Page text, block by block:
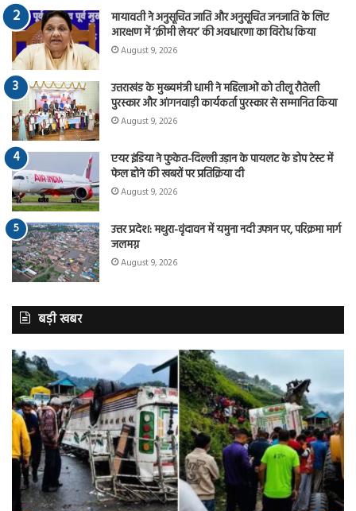
मायावती ने अनुसूचित जाति और अनुसूचित जनजाति के लिए
आरक्षण में ‘क्रीमी लेयर’ की अवधारणा का विरोध किया
August 9, 2026
उत्तराखंड के मुख्यमंत्री धामी ने महिलाओं को तीलू रौतेली
पुरस्कार और आंगनवाड़ी कार्यकर्ता पुरस्कार से सम्मानित किया
August 9, 2026
एयर इंडिया ने फुकेत-दिल्ली उड़ान के पायलट के डोप टेस्ट में
फेल होने की खबरों पर प्रतिक्रिया दी
August 9, 2026
उत्तर प्रदेश: मथुरा-वृंदावन में यमुना नदी उफान पर, परिक्रमा मार्ग
जलमग्न
August 9, 2026
बड़ी खबर